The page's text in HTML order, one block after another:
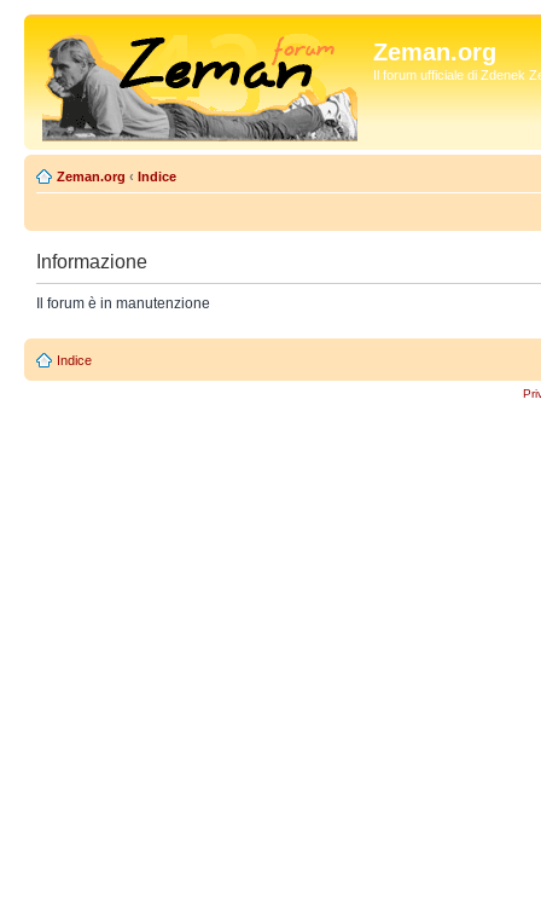
Zeman.org
Il forum ufficiale di Zdenek
Zeman.org ‹ Indice
Informazione
Il forum è in manutenzione
Indice